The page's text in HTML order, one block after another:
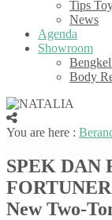
Tips
News
Agenda
Showroom
Body
You are here :
SPEK DAN
New Two-